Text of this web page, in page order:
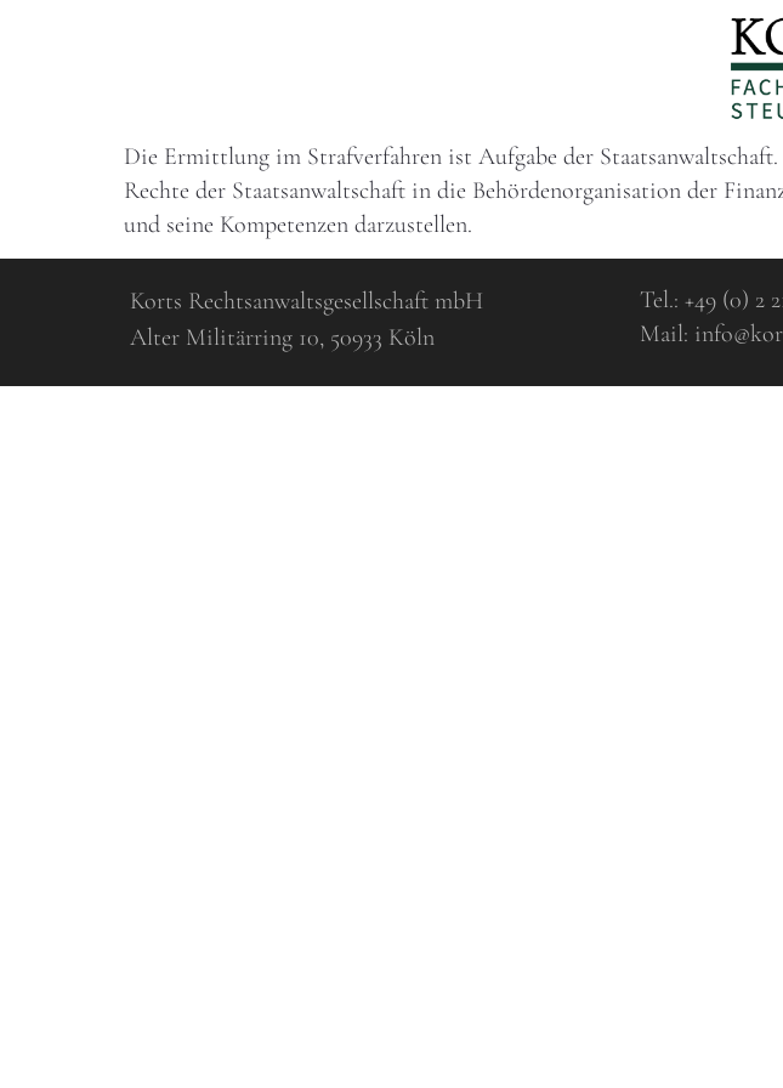
Die Ermittlung im Strafverfahren ist Aufgabe der
Rechte der Staatsanwaltschaft in die Behördenorganisation der
und seine Kompetenzen darzustellen.
Korts Rechtsanwaltsgesellschaft mbH
Alter Militärring 10, 50933 Köln
Tel.: +49 (0) 2
Mail: